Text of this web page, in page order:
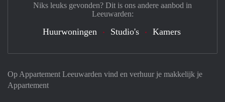
Op Appartement Leeuwarden vind en verhuur je makkelijk je
Appartement
Niks leuks gevonden? Dit is ons andere aanbod in
Leeuwarden:
Huurwoningen Studio's Kamers